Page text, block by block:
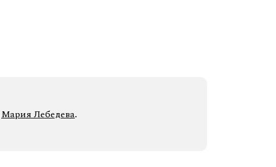
Мария Лебедева.